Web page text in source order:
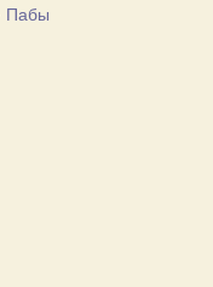
Пабы